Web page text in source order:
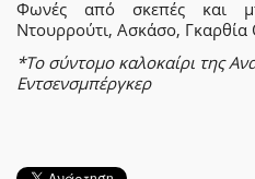
Φωνές από σκεπές και
Ντουρρούτι, Ασκάσο, Γκαρθία
*Το σύντομο καλοκαίρι της
Εντσενσμπέργκερ